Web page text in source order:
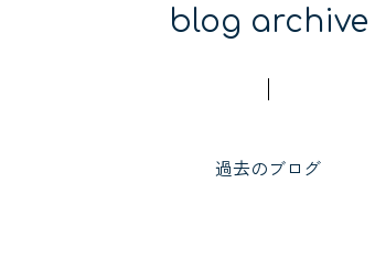
blog archive
過去のブログ